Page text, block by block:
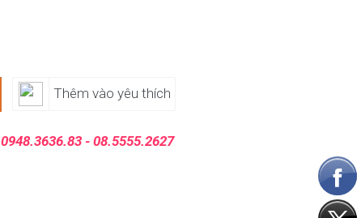
Thêm vào yêu thích
0948.3636.83 - 08.5555.2627